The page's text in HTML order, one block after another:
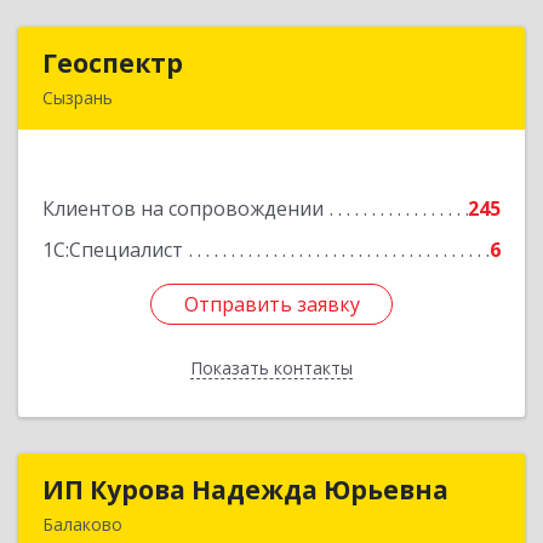
Геоспектр
Сызрань
Клиентов на сопровождении
245
1С:Специалист
6
Отправить заявку
Показать контакты
Подробнее
Отправить заявку
Назад
ИП Курова Надежда Юрьевна
Балаково
ИП Курова Надежда Юрьевна